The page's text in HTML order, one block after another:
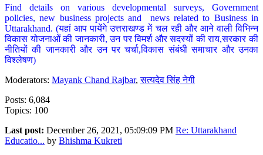
Find details on various developmental surveys, Government
policies, new business projects and news related to Business in
Uttarakhand. (यहां आप पायेंगे उत्तराखण्ड में चल रही और आने वाली विभिन्न
विकास योजनाओं की जानकारी, उन पर विमर्श और सदस्यों की राय,सरकार की
नीतियों की जानकारी और उन पर चर्चा,विकास संबंधी समाचार और उनका
विश्लेषण)
Moderators: Mayank Chand Rajbar,सत्यदेव सिंह नेगी
Posts: 6,084
Topics: 100
Last post: December 26, 2021, 05:09:09 PM Re: Uttarakhand
Educatio... by Bhishma Kukreti